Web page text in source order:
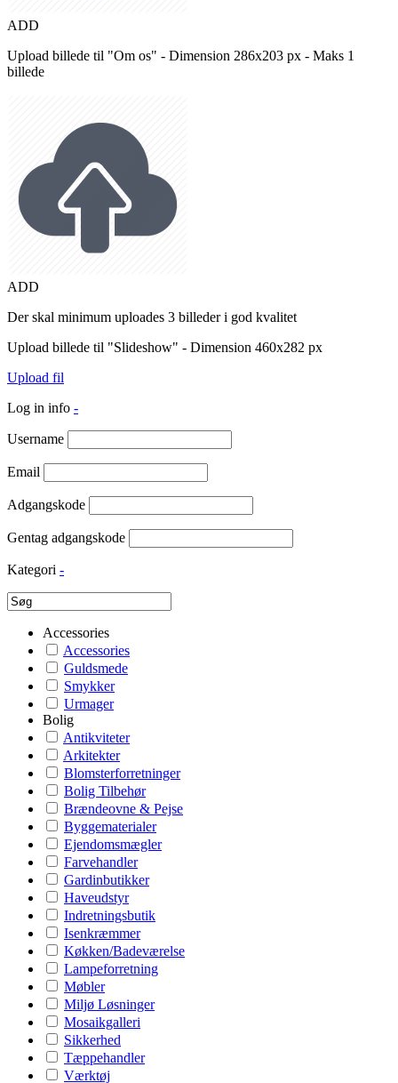
ADD
Upload billede til "Om os" - Dimension 286x203 px - Maks 1
billede
ADD
Der skal minimum uploades 3 billeder i god kvalitet
Upload billede til "Slideshow" - Dimension 460x282 px
Upload fil
Log in info -
Username
Email
Adgangskode
Gentag adgangskode
Kategori -
Accessories
Accessories
Guldsmede
Smykker
Urmager
Bolig
Antikviteter
Arkitekter
Blomsterforretninger
Bolig Tilbehør
Brændeovne & Pejse
Byggematerialer
Ejendomsmægler
Farvehandler
Gardinbutikker
Haveudstyr
Indretningsbutik
Isenkræmmer
Køkken/Badeværelse
Lampeforretning
Møbler
Miljø Løsninger
Mosaikgalleri
Sikkerhed
Tæppehandler
Værktøj